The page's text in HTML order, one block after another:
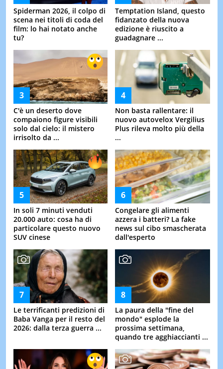
Spiderman 2026, il colpo di
scena nei titoli di coda del
film: lo hai notato anche
tu?
Temptation Island, questo
fidanzato della nuova
edizione è riuscito a
guadagnare ...
C'è un deserto dove
compaiono figure visibili
solo dal cielo: il mistero
irrisolto da ...
Non basta rallentare: il
nuovo autovelox Vergilius
Plus rileva molto più della
...
In soli 7 minuti venduti
20.000 auto: cosa ha di
particolare questo nuovo
SUV cinese
Congelare gli alimenti
azzera i batteri? La fake
news sul cibo smascherata
dall'esperto
Le terrificanti predizioni di
Baba Vanga per il resto del
2026: dalla terza guerra ...
La paura della "fine del
mondo" esplode la
prossima settimana,
quando tre agghiaccianti ...